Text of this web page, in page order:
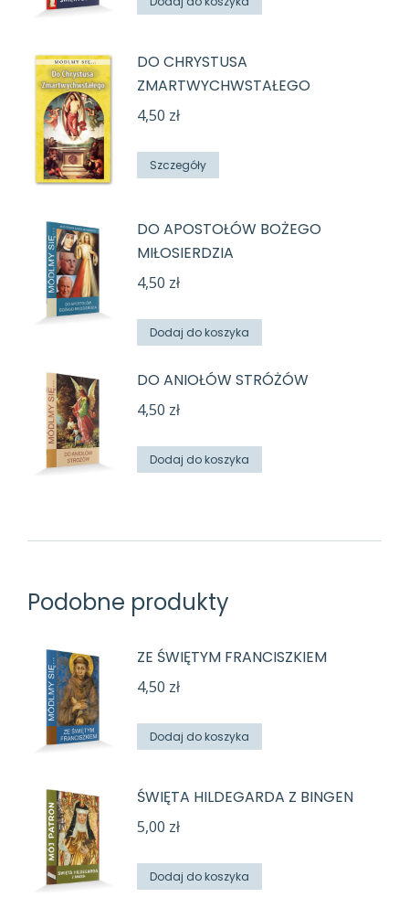
DO CHRYSTUSA
ZMARTWYCHWSTAŁEGO
4,50 zł
Szczegóły
DO APOSTOŁÓW BOŻEGO
MIŁOSIERDZIA
4,50 zł
Dodaj do koszyka
DO ANIOŁÓW STRÓŻÓW
4,50 zł
Dodaj do koszyka
Podobne produkty
ZE ŚWIĘTYM FRANCISZKIEM
4,50 zł
Dodaj do koszyka
ŚWIĘTA HILDEGARDA Z BINGEN
5,00 zł
Dodaj do koszyka